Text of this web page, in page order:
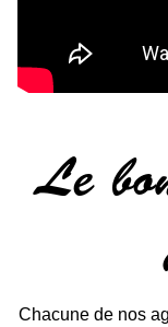
Le
Chacune de nos